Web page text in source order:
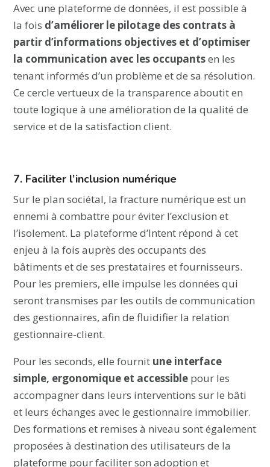
Avec une plateforme de données, il est possible à
la fois d’améliorer le pilotage des contrats à
partir d’informations objectives et d’optimiser
la communication avec les occupantsen les
tenant informés d’un problème et de sa résolution.
Ce cercle vertueux de la transparence aboutit en
toute logique à une amélioration de la qualité de
service et de la satisfaction client.
7. Faciliter l’inclusion numérique
Sur le plan sociétal, la fracture numérique est un
ennemi à combattre pour éviter l’exclusion et
l’isolement. La plateforme d’Intent répond à cet
enjeu à la fois auprès des occupants des
bâtiments et de ses prestataires et fournisseurs.
Pour les premiers, elle impulse les données qui
seront transmises par les outils de communication
des gestionnaires, afin de fluidifier la relation
gestionnaire-client.
Pour les seconds, elle fournit une interface
simple, ergonomique et accessible pour les
accompagner dans leurs interventions sur le bâti
et leurs échanges avec le gestionnaire immobilier.
Des formations et remises à niveau sont également
proposées à destination des utilisateurs de la
plateforme pour faciliter son adoption et